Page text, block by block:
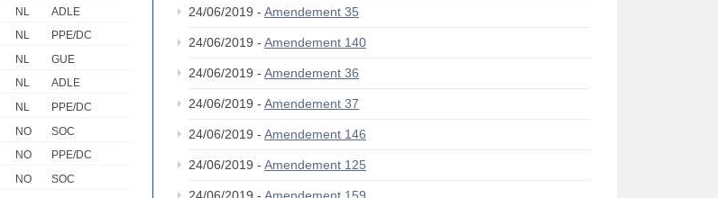
NL
ADLE
NL
PPE/DC
NL
GUE
NL
ADLE
NL
PPE/DC
NO
SOC
NO
PPE/DC
NO
SOC
24/06/2019 - Amendement 35
24/06/2019 - Amendement 140
24/06/2019 - Amendement 36
24/06/2019 - Amendement 37
24/06/2019 - Amendement 146
24/06/2019 - Amendement 125